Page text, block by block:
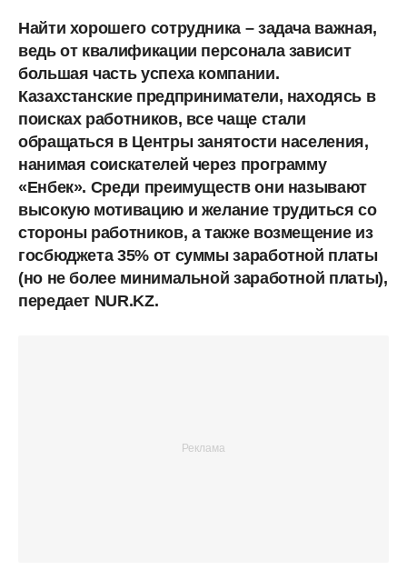
Найти хорошего сотрудника – задача важная,
ведь от квалификации персонала зависит
большая часть успеха компании.
Казахстанские предприниматели, находясь в
поисках работников, все чаще стали
обращаться в Центры занятости населения,
нанимая соискателей через программу
«Енбек». Среди преимуществ они называют
высокую мотивацию и желание трудиться со
стороны работников, а также возмещение из
госбюджета 35% от суммы заработной платы
(но не более минимальной заработной платы),
передает NUR.KZ.